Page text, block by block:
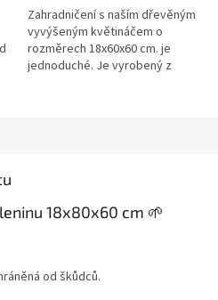
Zahradničení s naším dřevěným
vyvýšeným květináčem o
rozměrech 18x60x60 cm. je
jednoduché. Je vyrobený z
18x80x60 cm 🌱
od škůdců.